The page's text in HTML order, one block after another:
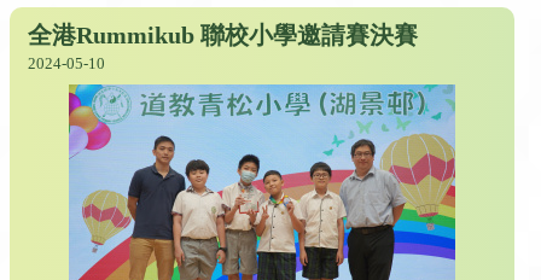
全港Rummikub 聯校小學邀請賽決賽
2024-05-10